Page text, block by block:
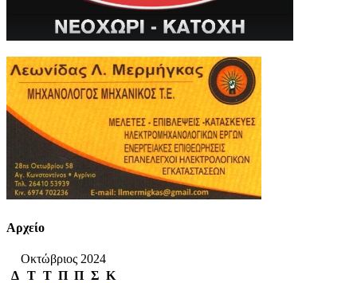
Αρχείο
Οκτώβριος 2024
Δ Τ Τ Π Π Σ Κ